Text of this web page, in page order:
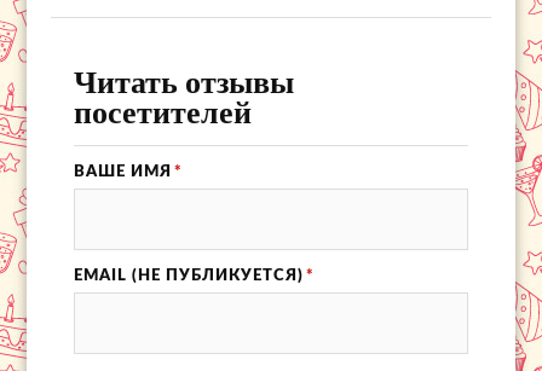
Читать отзывы
посетителей
ВАШЕ ИМЯ *
EMAIL (НЕ ПУБЛИКУЕТСЯ) *